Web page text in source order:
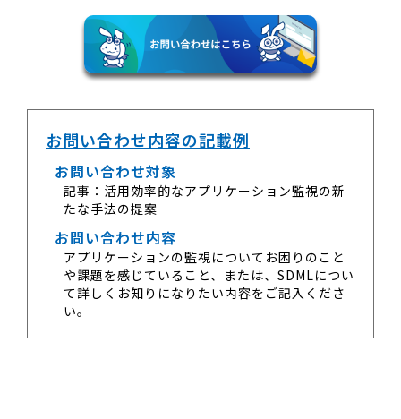
お問い合わせ内容の記載例
お問い合わせ対象
記事：活用効率的なアプリケーション監視の新
たな手法の提案
お問い合わせ内容
アプリケーションの監視についてお困りのこと
や課題を感じていること、または、SDMLについ
て詳しくお知りになりたい内容をご記入くださ
い。